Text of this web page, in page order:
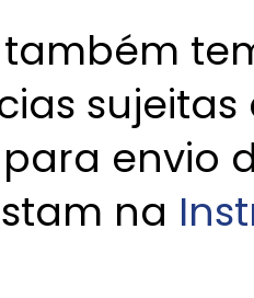
envio
na